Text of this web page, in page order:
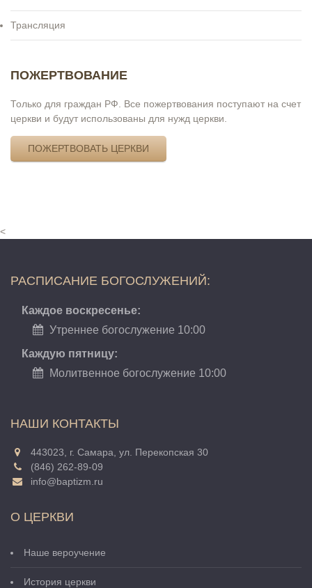
Трансляция
ПОЖЕРТВОВАНИЕ
Только для граждан РФ. Все пожертвования поступают на счет
церкви и будут использованы для нужд церкви.
ПОЖЕРТВОВАТЬ ЦЕРКВИ
<
РАСПИСАНИЕ БОГОСЛУЖЕНИЙ:
Каждое воскресенье:
Утреннее богослужение 10:00
Каждую пятницу:
Молитвенное богослужение 10:00
НАШИ КОНТАКТЫ
443023, г. Самара, ул. Перекопская 30
(846) 262-89-09
info@baptizm.ru
О ЦЕРКВИ
Наше вероучение
История церкви